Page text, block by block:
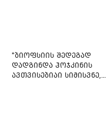
"ბიოფსიის შედეგად
დადგინდა ჰოჯკინის
ავთვისებიაი სიმისვნე,